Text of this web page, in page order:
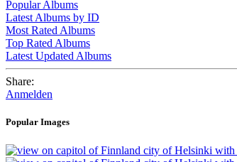
Popular Albums
Latest Albums by ID
Most Rated Albums
Top Rated Albums
Latest Updated Albums
Share:
Anmelden
Popular Images